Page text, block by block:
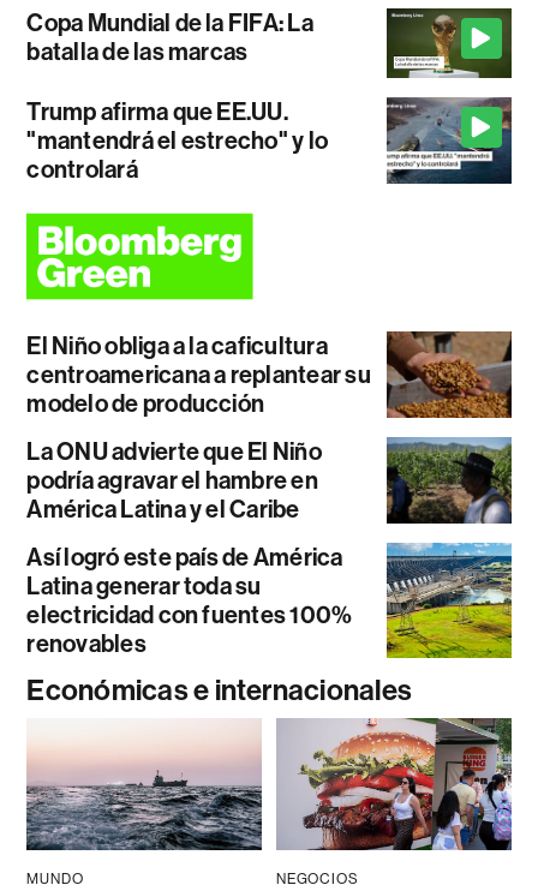
Copa Mundial de la FIFA: La
batalla de las marcas
Trump afirma que EE.UU.
"mantendrá el estrecho" y lo
controlará
El Niño obliga a la caficultura
centroamericana a replantear su
modelo de producción
La ONU advierte que El Niño
podría agravar el hambre en
América Latina y el Caribe
Así logró este país de América
Latina generar toda su
electricidad con fuentes 100%
renovables
Económicas e internacionales
MUNDO NEGOCIOS